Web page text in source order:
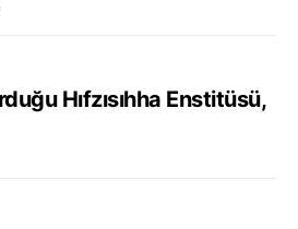
Hıfzısıhha Enstitüsü,